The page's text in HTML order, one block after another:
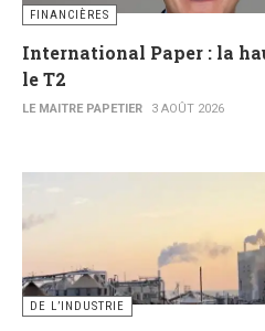
FINANCIÈRES
International Paper : la
le T2
LE MAITRE PAPETIER 3 AOÛT 2026
DE L’INDUSTRIE